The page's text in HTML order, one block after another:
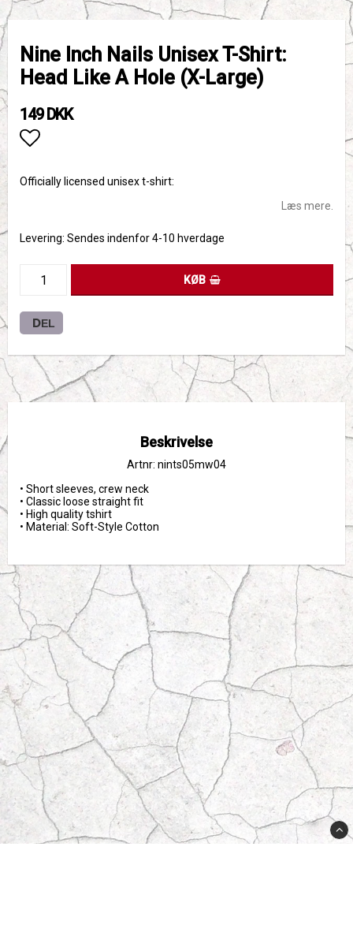
Nine Inch Nails Unisex T-Shirt:
Head Like A Hole (X-Large)
149 DKK
Officially licensed unisex t-shirt:
Læs mere.
Levering: Sendes indenfor 4-10 hverdage
KØB
DEL
Beskrivelse
Artnr: nints05mw04
• Short sleeves, crew neck
• Classic loose straight fit
• High quality tshirt
• Material: Soft-Style Cotton